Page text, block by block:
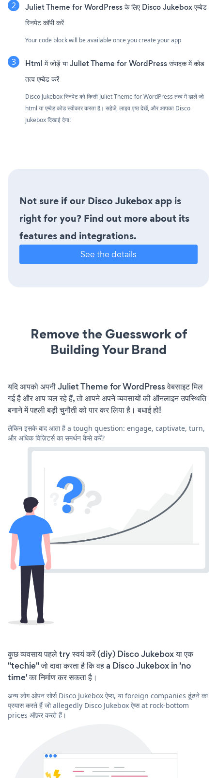
Juliet Theme for WordPress के लिए Disco Jukebox एम्बेड
स्निपेट कॉपी करें
Your code block will be available once you create your app
Html में जोड़ें या Juliet Theme for WordPress संपादक में कोड
तत्व एम्बेड करें
Disco Jukebox स्निपेट को किसी Juliet Theme for WordPress तत्व में डालें जो
html या एम्बेड कोड स्वीकार करता है। सहेजें, लाइव पृष्ठ देखें, और आपका Disco
Jukebox दिखाई देगा!
Not sure if our Disco Jukebox app is
right for you? Find out more about its
features and integrations.
See the details
Remove the Guesswork of
Building Your Brand
यदि आपको अपनी Juliet Theme for WordPress वेबसाइट मिल
गई है और आप चल रहे हैं, तो आपने अपने व्यवसायों की ऑनलाइन उपस्थिति
बनाने में पहली बड़ी चुनौती को पार कर लिया है। बधाई हो!
लेकिन इसके बाद आता है a tough question: engage, captivate, turn,
और अधिक विज़िटर्स का समर्थन कैसे करें?
कुछ व्यवसाय पहले try स्वयं करें (diy) Disco Jukebox या एक
"techie" जो दावा करता है कि वह a Disco Jukebox in 'no
time' का निर्माण कर सकता है।
अन्य लोग ओपन सोर्स Disco Jukebox ऐप्स, या foreign companies ढूंढने का
प्रयास करते हैं जो allegedly Disco Jukebox ऐप्स at rock-bottom
prices ऑफ़र करते हैं।